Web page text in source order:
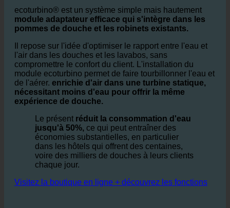
les salles de bains et les douches des
hôtels ?
module adaptateur efficace qui s'intègre dans les
pommes de douche et les robinets existants.
Il repose sur l'idée d'optimiser le rapport entre l'eau et
l'air dans les douches et les lavabos, sans
compromettre le confort du client. L'installation du
module ecoturbino permet de faire tourbillonner l'eau et
nécessitant moins d'eau pour offrir la même
expérience de douche.
Le présentréduit la consommation d'eau
jusqu'à 50%,ce qui peut entraîner des
économies substantielles, en particulier
voire des milliers de douches à leurs clients